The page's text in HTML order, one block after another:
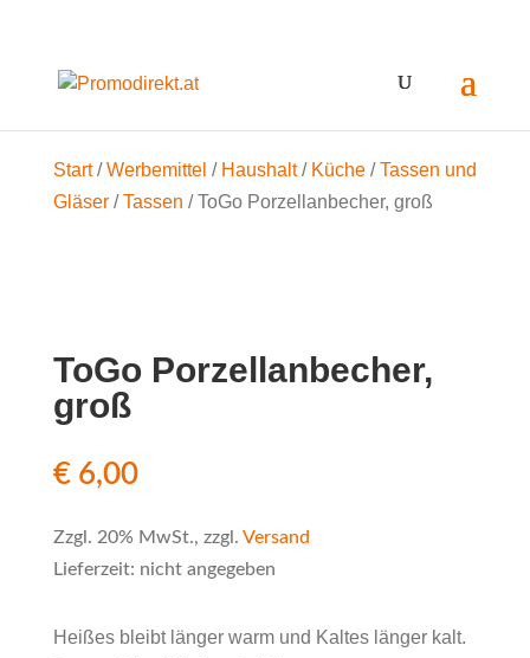
Start/Werbemittel / Haushalt/ Küche/Tassen und
Gläser/Tassen / ToGo Porzellanbecher, groß
ToGo Porzellanbecher,
groß
€6,00
Zzgl. 20% MwSt., zzgl. Versand
Lieferzeit: nicht angegeben
Heißes bleibt länger warm und Kaltes länger kalt.